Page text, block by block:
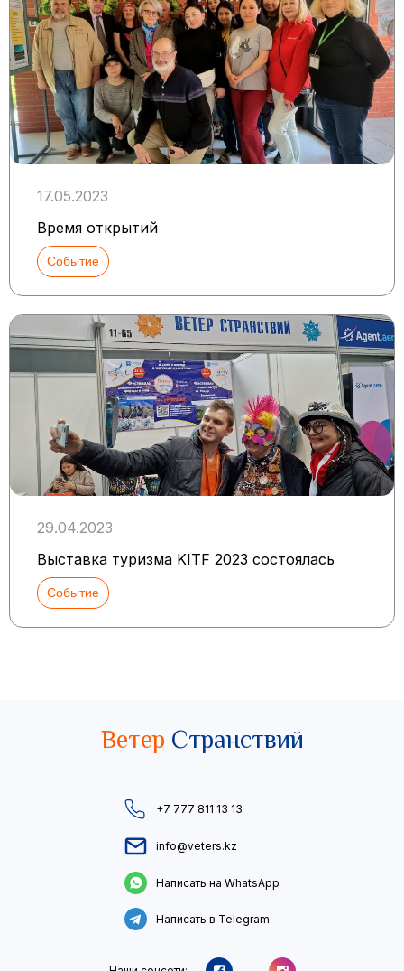
17.05.2023
Время открытий
Событие
29.04.2023
Выставка туризма KITF 2023 состоялась
Событие
Ветер Странствий
+7 777 811 13 13
info@veters.kz
Написать на WhatsApp
Написать в Telegram